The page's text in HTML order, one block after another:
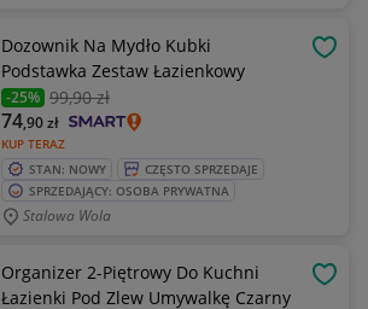
Dozownik Na Mydło Kubki
Podstawka Zestaw Łazienkowy
-25% 99,90 zł
KUP TERAZ
74,90zł
STAN: NOWY
CZĘSTO SPRZEDAJE
SPRZEDAJĄCY: OSOBA PRYWATNA
Stalowa Wola
Organizer 2-Piętrowy Do Kuchni
Łazienki Pod Zlew Umywalkę Czarny